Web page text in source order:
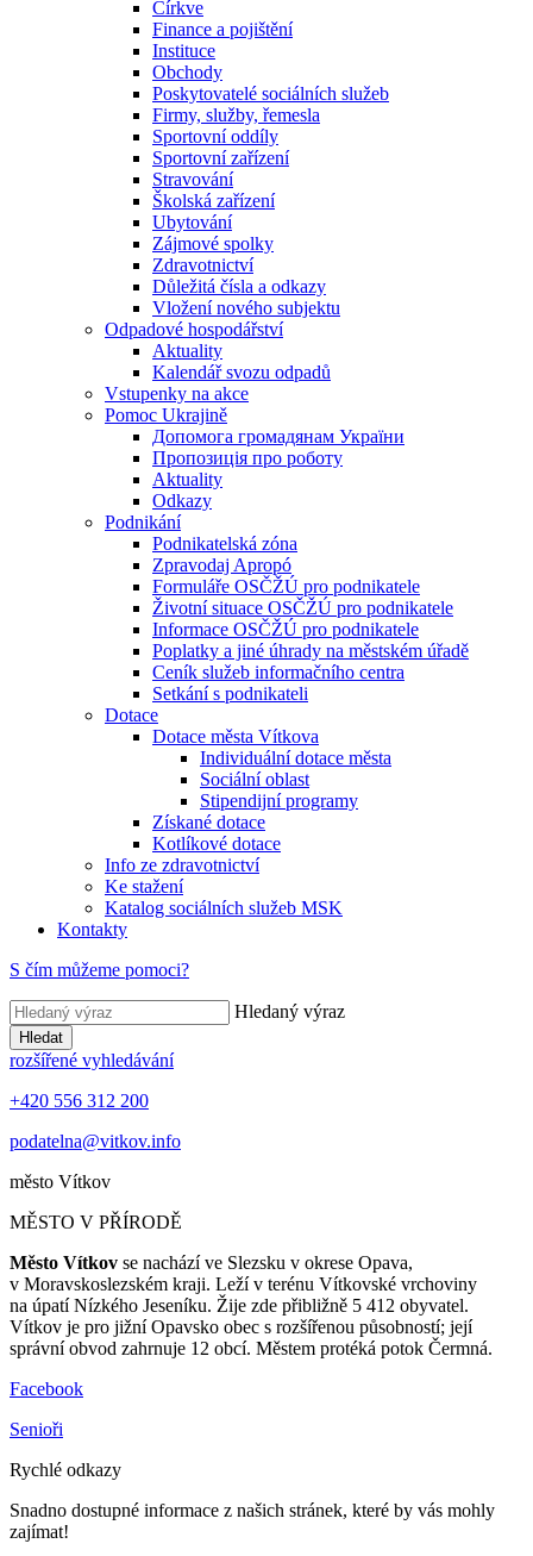
Církve
Finance a pojištění
Instituce
Obchody
Poskytovatelé sociálních služeb
Firmy, služby, řemesla
Sportovní oddíly
Sportovní zařízení
Stravování
Školská zařízení
Ubytování
Zájmové spolky
Zdravotnictví
Důležitá čísla a odkazy
Vložení nového subjektu
Odpadové hospodářství
Aktuality
Kalendář svozu odpadů
Vstupenky na akce
Pomoc Ukrajině
Допомога громадянам України
Пропозиція про роботу
Aktuality
Odkazy
Podnikání
Podnikatelská zóna
Zpravodaj Apropó
Formuláře OSČŽÚ pro podnikatele
Životní situace OSČŽÚ pro podnikatele
Informace OSČŽÚ pro podnikatele
Poplatky a jiné úhrady na městském úřadě
Ceník služeb informačního centra
Setkání s podnikateli
Dotace
Dotace města Vítkova
Individuální dotace města
Sociální oblast
Stipendijní programy
Získané dotace
Kotlíkové dotace
Info ze zdravotnictví
Ke stažení
Katalog sociálních služeb MSK
Kontakty
S čím můžeme pomoci?
Hledaný výraz
Hledat
rozšířené vyhledávání
+420 556 312 200
podatelna@vitkov.info
město Vítkov
MĚSTO V PŘÍRODĚ
Město Vítkov se nachází ve Slezsku v okrese Opava,
v Moravskoslezském kraji. Leží v terénu Vítkovské vrchoviny
na úpatí Nízkého Jeseníku. Žije zde přibližně 5 412 obyvatel.
Vítkov je pro jižní Opavsko obec s rozšířenou působností; její
správní obvod zahrnuje 12 obcí. Městem protéká potok Čermná.
Facebook
Senioři
Rychlé odkazy
Snadno dostupné informace z našich stránek, které by vás mohly
zajímat!